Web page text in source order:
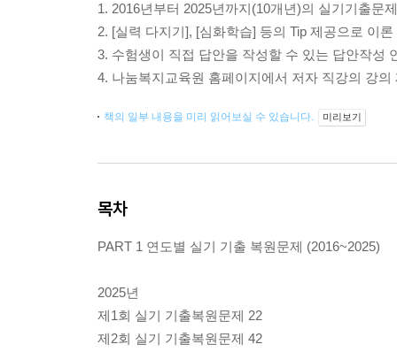
1. 2016년부터 2025년까지(10개년)의 실기기출문
2. [실력 다지기], [심화학습] 등의 Tip 제공으로 이
3. 수험생이 직접 답안을 작성할 수 있는 답안작성
4. 나눔복지교육원 홈페이지에서 저자 직강의 강의
책의 일부 내용을 미리 읽어보실 수 있습니다. 미리보기
목차
PART 1 연도별 실기 기출 복원문제 (2016~2025)
2025년
제1회 실기 기출복원문제 22
제2회 실기 기출복원문제 42